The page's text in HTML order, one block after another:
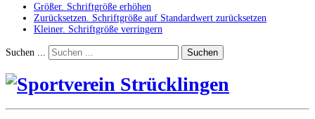
Größer. Schriftgröße erhöhen
Zurücksetzen . Schriftgröße auf Standardwert zurücksetzen
Kleiner. Schriftgröße verringern
Suchen ... Suchen